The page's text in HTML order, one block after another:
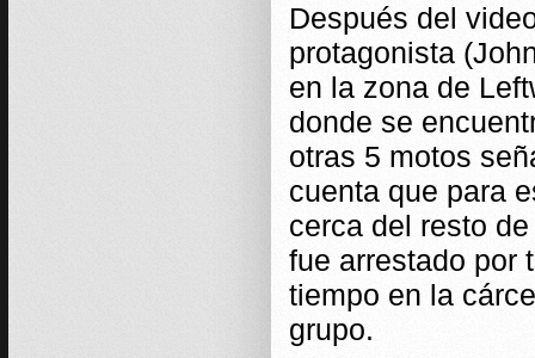
Después del
protagonista
en la zona de
donde se
otras 5 motos
cuenta que para
cerca del resto
fue arrestado por
tiempo en la
grupo.